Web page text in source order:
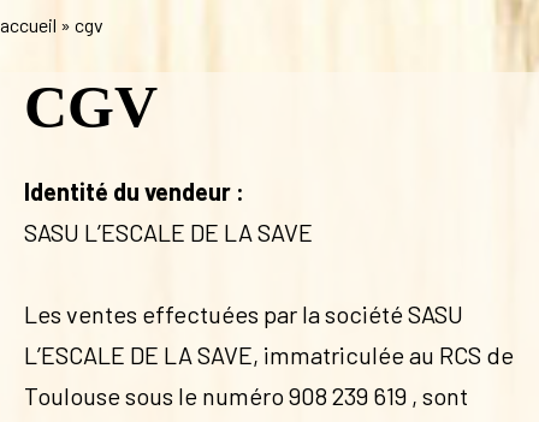
accueil » cgv
CGV
Identité du vendeur :
SASU L’ESCALE DE LA SAVE
Les ventes effectuées par la société SASU
L’ESCALE DE LA SAVE, immatriculée au RCS de
Toulouse sous le numéro 908 239 619 , sont